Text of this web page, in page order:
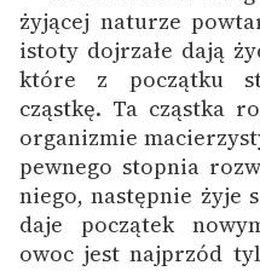
żyjącej naturze
istoty dojrzałe dają
które z początku
cząstkę. Ta cząstka
organizmie
pewnego stopnia
niego, następnie żyje
daje początek
owoc jest najprzód